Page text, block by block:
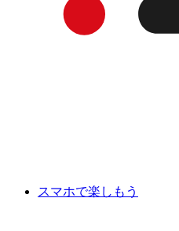
スマホで楽しもう